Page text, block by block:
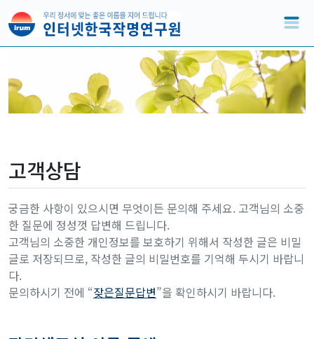
고객상담
궁금한 사항이 있으시면 무엇이든 문의해 주세요. 고객님의 소중
한 질문에 정성껏 답변해 드립니다.
고객님의 소중한 개인정보를 보호하기 위해서 작성한 글은 비밀
글로 저장되므로, 작성한 글의 비밀번호를 기억해 두시기 바랍니
다.
문의하시기 전에 “잦은질문답변”을 확인하시기 바랍니다.